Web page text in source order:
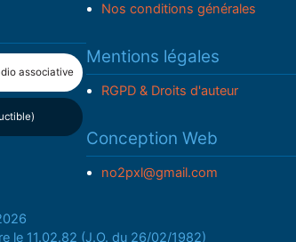
associative
Nos conditions générales
Mentions légales
RGPD & Droits d'auteur
Conception Web
no2pxl@gmail.com
le 11.02.82 (J.O. du 26/02/1982)